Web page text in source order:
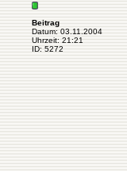
Beitrag
Datum: 03.11.2004
Uhrzeit: 21:21
ID: 5272